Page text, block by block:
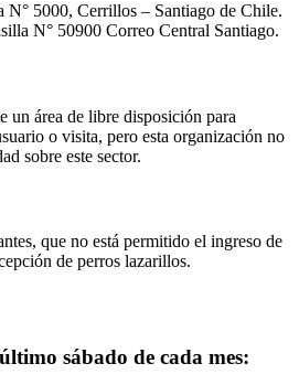
N° 5000, Cerrillos – Santiago de Chile.
N° 50900 Correo Central Santiago.
un área de libre disposición para
o visita, pero esta organización no
sobre este sector.
que no está permitido el ingreso de
de perros lazarillos.
sábado de cada mes: